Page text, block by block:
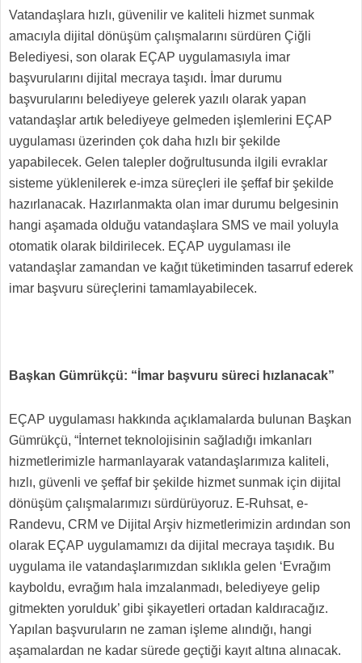
Vatandaşlara hızlı, güvenilir ve kaliteli hizmet sunmak
amacıyla dijital dönüşüm çalışmalarını sürdüren Çiğli
Belediyesi, son olarak EÇAP uygulamasıyla imar
başvurularını dijital mecraya taşıdı. İmar durumu
başvurularını belediyeye gelerek yazılı olarak yapan
vatandaşlar artık belediyeye gelmeden işlemlerini EÇAP
uygulaması üzerinden çok daha hızlı bir şekilde
yapabilecek. Gelen talepler doğrultusunda ilgili evraklar
sisteme yüklenilerek e-imza süreçleri ile şeffaf bir şekilde
hazırlanacak. Hazırlanmakta olan imar durumu belgesinin
hangi aşamada olduğu vatandaşlara SMS ve mail yoluyla
otomatik olarak bildirilecek. EÇAP uygulaması ile
vatandaşlar zamandan ve kağıt tüketiminden tasarruf ederek
imar başvuru süreçlerini tamamlayabilecek.
Başkan Gümrükçü: “İmar başvuru süreci hızlanacak”
EÇAP uygulaması hakkında açıklamalarda bulunan Başkan
Gümrükçü, “İnternet teknolojisinin sağladığı imkanları
hizmetlerimizle harmanlayarak vatandaşlarımıza kaliteli,
hızlı, güvenli ve şeffaf bir şekilde hizmet sunmak için dijital
dönüşüm çalışmalarımızı sürdürüyoruz. E-Ruhsat, e-
Randevu, CRM ve Dijital Arşiv hizmetlerimizin ardından son
olarak EÇAP uygulamamızı da dijital mecraya taşıdık. Bu
uygulama ile vatandaşlarımızdan sıklıkla gelen ‘Evrağım
kayboldu, evrağım hala imzalanmadı, belediyeye gelip
gitmekten yorulduk’ gibi şikayetleri ortadan kaldıracağız.
Yapılan başvuruların ne zaman işleme alındığı, hangi
aşamalardan ne kadar sürede geçtiği kayıt altına alınacak.